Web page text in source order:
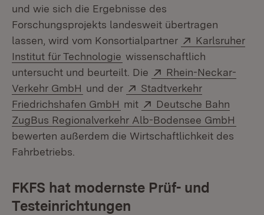
und wie sich die Ergebnisse des
Forschungsprojekts landesweit übertragen
lassen, wird vom Konsortialpartner
Extern:
Karlsruher
Institut für Technologie (Öffnet in neuem Fenster)
wissenschaftlich
untersucht und beurteilt. Die
Extern:
Rhein-Neckar-
Verkehr GmbH (Öffnet in neuem Fenster)
und der Extern:
Stadtverkehr
Friedrichshafen GmbH (Öffnet in neuem Fenster)
mit Extern:
Deutsche Bahn
ZugBus Regionalverkehr Alb-Bodensee GmbH
bewerten außerdem die Wirtschaftlichkeit des
Fahrbetriebs.
FKFS hat modernste Prüf- und
Testeinrichtungen